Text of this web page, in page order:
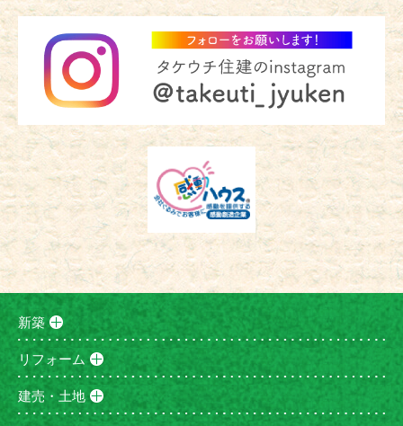
新築
リフォーム
建売・土地